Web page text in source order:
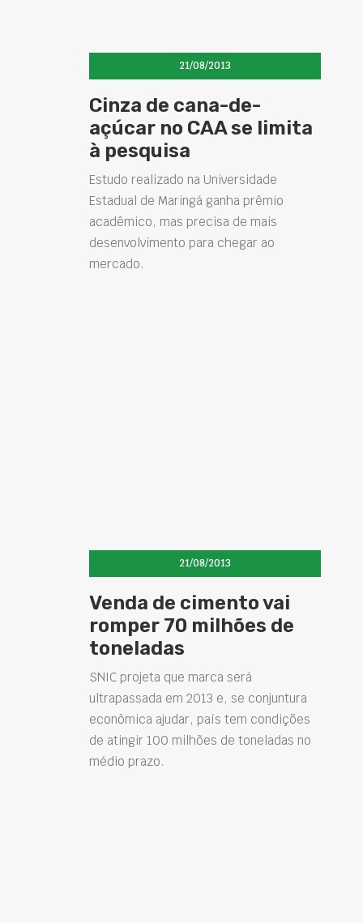
21/08/2013
Cinza de cana-de-
açúcar no CAA se limita
à pesquisa
Estudo realizado na Universidade
Estadual de Maringá ganha prêmio
acadêmico, mas precisa de mais
desenvolvimento para chegar ao
mercado.
21/08/2013
Venda de cimento vai
romper 70 milhões de
toneladas
SNIC projeta que marca será
ultrapassada em 2013 e, se conjuntura
econômica ajudar, país tem condições
de atingir 100 milhões de toneladas no
médio prazo.